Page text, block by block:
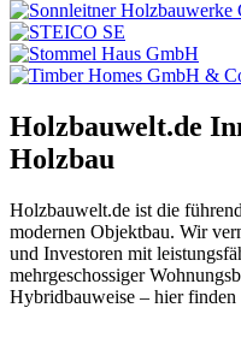
Holzbauwelt.de
Holzbau
Holzbauwelt.de ist die
modernen Objektbau. Wir
und Investoren mit
mehrgeschossiger
Hybridbauweise – hier finden